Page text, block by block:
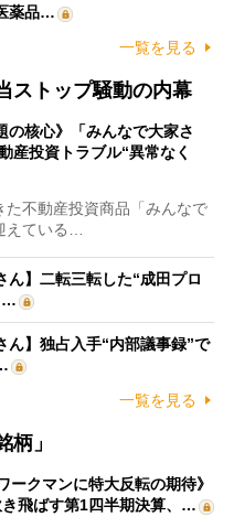
薬品…
一覧を見る
ストップ騒動の内幕
の核心》「みんなで大家さ
産投資トラブル“異常なく
不動産投資商品「みんなで
えている…
ん】二転三転した“成田プロ
…
ん】独占入手“内部議事録”で
一覧を見る
」
ークマンに特大反転の期待》
飛ばす第1四半期決算、…